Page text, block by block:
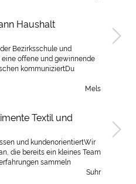
Haushalt
Bezirksschule und
offene und gewinnende
kommuniziertDu
Mels
Textil und
und kundenorientiertWir
die bereits ein kleines Team
sammeln
Suhr